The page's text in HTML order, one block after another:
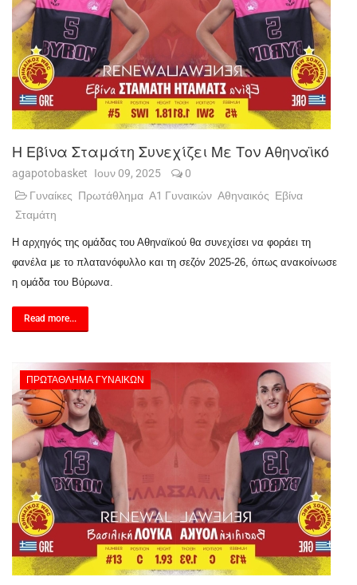
Η Εβίνα Σταμάτη Συνεχίζει Με Τον Αθηναϊκό
agapotobasket Ιουν 09, 2025
0
Γυναίκες Πρωτάθλημα Α1 Γυναικών Αθηναικός Εβίνα
Σταμάτη
Η αρχηγός της ομάδας του Αθηναϊκού θα συνεχίσει να φοράει τη
φανέλα με το πλατανόφυλλο και τη σεζόν 2025-26, όπως ανακοίνωσε
η ομάδα του Βύρωνα.
Read more...
ΠΡΩΤΆΘΛΗΜΑ ΓΥΝΑΙΚΏΝ